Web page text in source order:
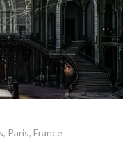
Paris, France